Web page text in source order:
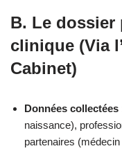
B. Le dossier
clinique (Via
Cabinet)
Données collectées
naissance),
partenaires